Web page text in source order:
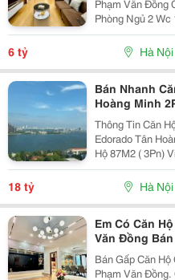
Phạm Văn Đồng Cần Bán. Diện
Phòng Ngủ 2
Khách Mua Chỉ
Chỉ Nhỉnh 6 Tỷ.
6 tỷ Hà Nội
Bán Nhanh
Hoàng Minh
Thông Tin Căn Hộ. Bán Gấp Căn Hộ Chung Cư Cao
Edorado Tân
Hộ 87M2 ( 3Pn)
Hộ 88M2 ( 3Pn)
18 tỷ Hà Nội
Em Có Căn
Văn Đồng Bán
Bán Gấp Căn
Phạm Văn Đồng. Căn Hộ 102M2 Sử Dụng Với 3 Phòng